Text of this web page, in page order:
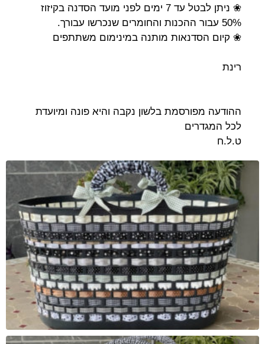
❀ ניתן לבטל עד 7 ימים לפני מועד הסדנה בקיזוז
50% עבור ההכנות והחומרים שנכרשו עבורך.
❀ קיום הסדנאות מותנה במינימום משתתפים
רינת
ההודעה מפורסמת בלשון נקבה והיא פונה ומיועדת
לכל המגדרים
ט.ל.ח